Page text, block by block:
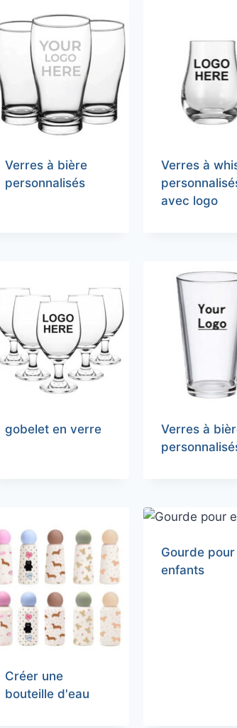
Verres à bière
personnalisés
Verres à
avec logo
gobelet en verre
Verres à
Créer une
bouteille d'eau
Gourde pour
enfants